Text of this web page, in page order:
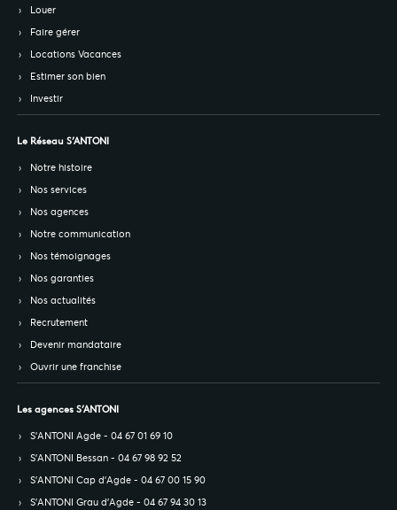
Louer
Faire gérer
Locations Vacances
Estimer son bien
Investir
Le Réseau S’ANTONI
Notre histoire
Nos services
Nos agences
Notre communication
Nos témoignages
Nos garanties
Nos actualités
Recrutement
Devenir mandataire
Ouvrir une franchise
Les agences S’ANTONI
S’ANTONI Agde - 04 67 01 69 10
S’ANTONI Bessan - 04 67 98 92 52
S’ANTONI Cap d'Agde - 04 67 00 15 90
S’ANTONI Grau d'Agde - 04 67 94 30 13